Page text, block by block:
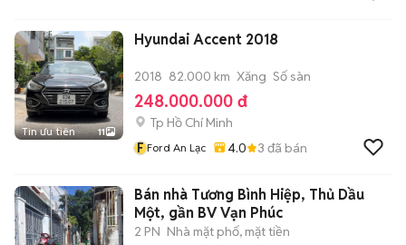
Tin ưu tiên 11
Hyundai Accent 2018
2018 82.000 km Xăng Số sàn
248.000.000 đ
Tp Hồ Chí Minh
F Ford An Lạc 4.0 3 đã bán
Bán nhà Tương Bình Hiệp, Thủ Dầu
Một, gần BV Vạn Phúc
2 PN Nhà mặt phố, mặt tiền